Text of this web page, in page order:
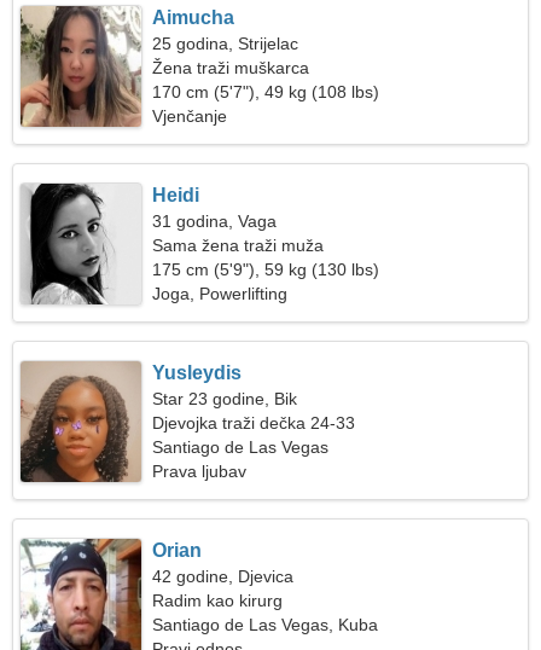
Aimucha
25 godina, Strijelac
Žena traži muškarca
170 cm (5'7"), 49 kg (108 lbs)
Vjenčanje
Heidi
31 godina, Vaga
Sama žena traži muža
175 cm (5'9"), 59 kg (130 lbs)
Joga, Powerlifting
Yusleydis
Star 23 godine, Bik
Djevojka traži dečka 24-33
Santiago de Las Vegas
Prava ljubav
Orian
42 godine, Djevica
Radim kao kirurg
Santiago de Las Vegas, Kuba